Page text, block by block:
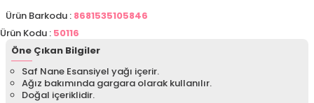
Ürün Barkodu : 8681535105846
Ürün Kodu : 50116
Öne Çıkan Bilgiler
Saf Nane Esansiyel yağı içerir.
Ağız bakımında gargara olarak kullanılır.
Doğal içeriklidir.